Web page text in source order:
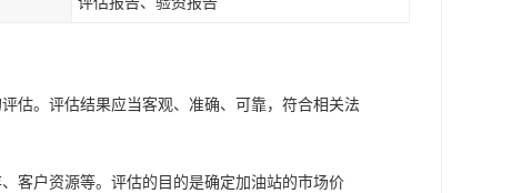
估。评估结果应当客观、准确、可靠，符合相关法
客户资源等。评估的目的是确定加油站的市场价